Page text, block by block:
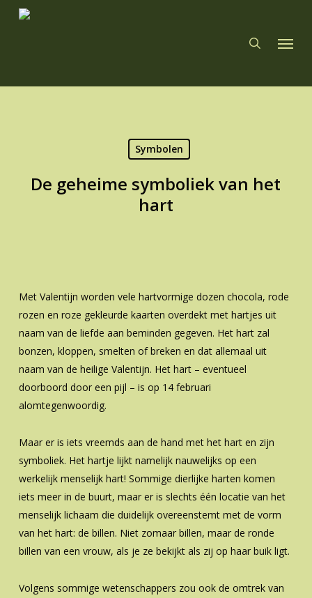
Menu
Symbolen
De geheime symboliek van het
hart
Met Valentijn worden vele hartvormige dozen chocola, rode
rozen en roze gekleurde kaarten overdekt met hartjes uit
naam van de liefde aan beminden gegeven. Het hart zal
bonzen, kloppen, smelten of breken en dat allemaal uit
naam van de heilige Valentijn. Het hart – eventueel
doorboord door een pijl – is op 14 februari
alomtegenwoordig.
Maar er is iets vreemds aan de hand met het hart en zijn
symboliek. Het hartje lijkt namelijk nauwelijks op een
werkelijk menselijk hart! Sommige dierlijke harten komen
iets meer in de buurt, maar er is slechts één locatie van het
menselijk lichaam die duidelijk overeenstemt met de vorm
van het hart: de billen. Niet zomaar billen, maar de ronde
billen van een vrouw, als je ze bekijkt als zij op haar buik ligt.
Volgens sommige wetenschappers zou ook de omtrek van